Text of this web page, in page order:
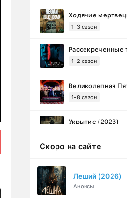
1-3 сезон
1-2 сезон
1-8 сезон
Укрытие (2023)
Под землёй (2026)
Скоро на сайте
Леший (2026)
Анонсы